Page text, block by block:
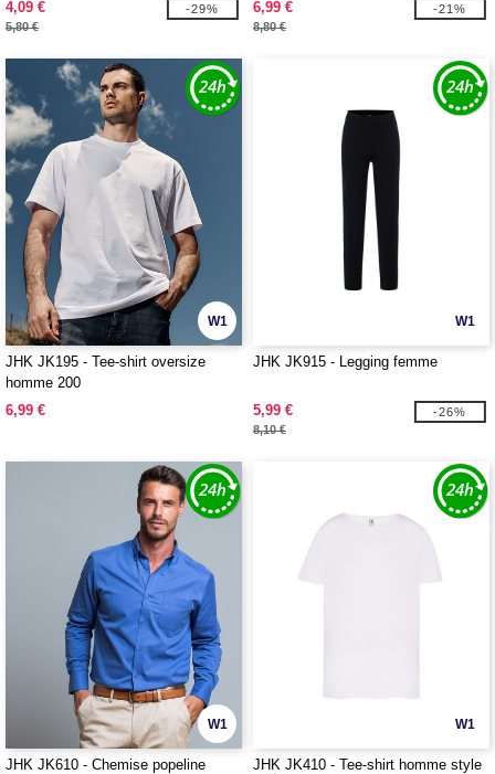
4,09 €
5,80 €
-29% 6,99 €
8,80 €
-21%
W1
JHK JK195 - Tee-shirt oversize
homme 200
6,99 €
W1
JHK JK915 - Legging femme
5,99 €
8,10 €
-26%
W1
JHK JK610 - Chemise popeline
W1
JHK JK410 - Tee-shirt homme style